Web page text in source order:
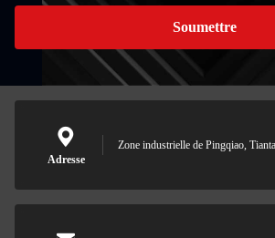
Soumettre
Adresse
Zone industrielle de Pingqiao,